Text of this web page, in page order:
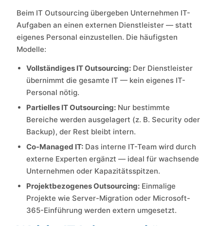
Beim IT Outsourcing übergeben Unternehmen IT-
Aufgaben an einen externen Dienstleister — statt
eigenes Personal einzustellen. Die häufigsten
Modelle:
Vollständiges IT Outsourcing: Der Dienstleister
übernimmt die gesamte IT — kein eigenes IT-
Personal nötig.
Partielles IT Outsourcing: Nur bestimmte
Bereiche werden ausgelagert (z. B. Security oder
Backup), der Rest bleibt intern.
Co-Managed IT: Das interne IT-Team wird durch
externe Experten ergänzt — ideal für wachsende
Unternehmen oder Kapazitätsspitzen.
Projektbezogenes Outsourcing: Einmalige
Projekte wie Server-Migration oder Microsoft-
365-Einführung werden extern umgesetzt.